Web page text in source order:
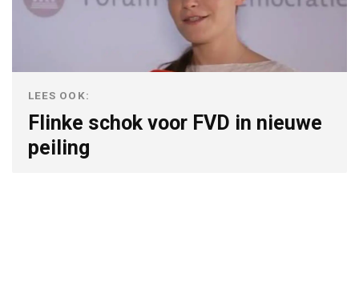
LEES OOK:
Flinke schok voor FVD in nieuwe
peiling